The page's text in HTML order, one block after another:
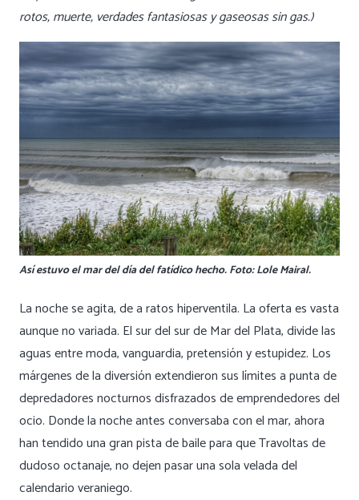
rotos, muerte, verdades fantasiosas y gaseosas sin gas.)
Así estuvo el mar del día del fatídico hecho. Foto: Lole Mairal.
La noche se agita, de a ratos hiperventila. La oferta es vasta
aunque no variada. El sur del sur de Mar del Plata, divide las
aguas entre moda, vanguardia, pretensión y estupidez. Los
márgenes de la diversión extendieron sus límites a punta de
depredadores nocturnos disfrazados de emprendedores del
ocio. Donde la noche antes conversaba con el mar, ahora
han tendido una gran pista de baile para que Travoltas de
dudoso octanaje, no dejen pasar una sola velada del
calendario veraniego.